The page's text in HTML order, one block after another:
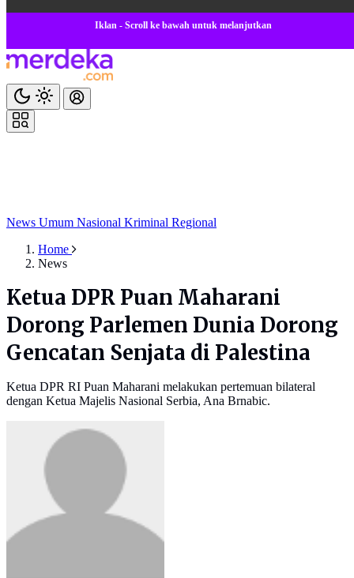
Iklan - Scroll ke bawah untuk melanjutkan
News Umum Nasional Kriminal Regional
Home
News
Ketua DPR Puan Maharani
Dorong Parlemen Dunia Dorong
Gencatan Senjata di Palestina
Ketua DPR RI Puan Maharani melakukan pertemuan bilateral
dengan Ketua Majelis Nasional Serbia, Ana Brnabic.